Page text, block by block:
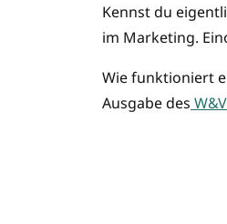
Kennst du
im Marketing.
Wie funktioniert
Ausgabe des